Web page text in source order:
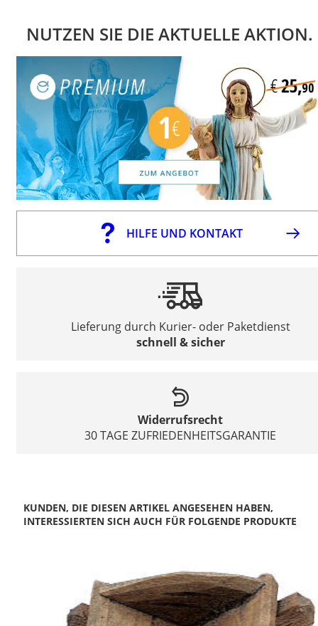
NUTZEN SIE DIE AKTUELLE AKTION.
HILFE UND KONTAKT
Lieferung durch Kurier- oder Paketdienst
schnell & sicher
Widerrufsrecht
30 TAGE ZUFRIEDENHEITSGARANTIE
KUNDEN, DIE DIESEN ARTIKEL ANGESEHEN HABEN,
INTERESSIERTEN SICH AUCH FÜR FOLGENDE PRODUKTE